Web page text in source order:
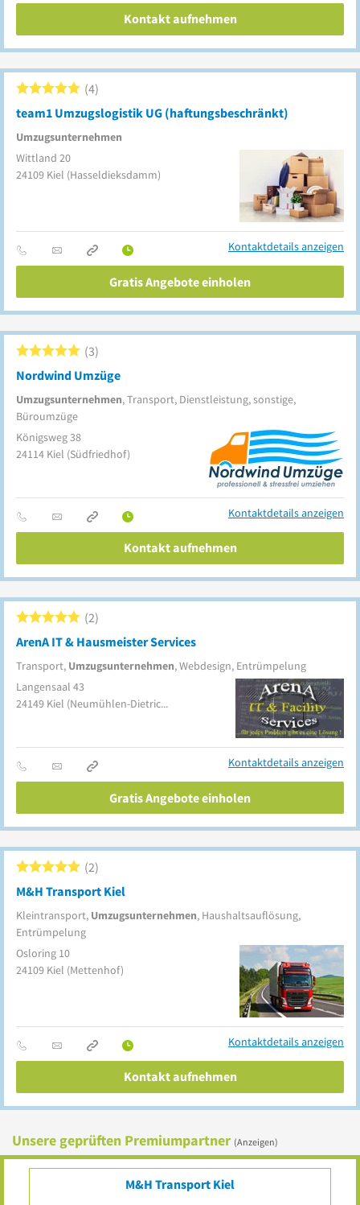
Kontakt aufnehmen
team1 Umzugslogistik UG (haftungsbeschränkt)
Umzugsunternehmen
4
Wittland 20
24109 Kiel (Hasseldieksdamm)
Kontaktdetails anzeigen
Gratis Angebote einholen
Nordwind Umzüge
Umzugsunternehmen, Transport, Dienstleistung, sonstige,
Büroumzüge
3
Königsweg 38
24114 Kiel (Südfriedhof)
Kontaktdetails anzeigen
Kontakt aufnehmen
ArenA IT & Hausmeister Services
Transport, Umzugsunternehmen, Webdesign, Entrümpelung
2
Langensaal 43
24149 Kiel (Neumühlen-Dietrichsdorf)
Kontaktdetails anzeigen
Gratis Angebote einholen
M&H Transport Kiel
Kleintransport, Umzugsunternehmen, Haushaltsauflösung,
Entrümpelung
2
Osloring 10
24109 Kiel (Mettenhof)
Kontaktdetails anzeigen
Kontakt aufnehmen
Unsere geprüften Premiumpartner (Anzeigen)
RSG NORD UG (haftungsbeschränkt)